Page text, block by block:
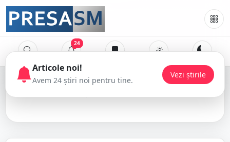
24
brânză
Articole noi!
Avem 24 știri noi pentru tine.
Vezi știrile